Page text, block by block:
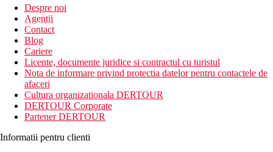
newsletter!
Despre noi
Agentii
Contact
Blog
Cariere
Licente, documente juridice si contractul cu turistul
Nota de informare privind protectia datelor pentru contactele de
afaceri
Cultura organizationala DERTOUR
DERTOUR Corporate
Partener DERTOUR
Informatii pentru clienti